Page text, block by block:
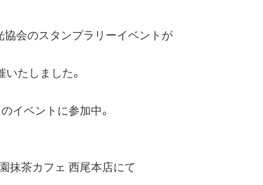
協会のスタンプラリーイベントが
たしました。
イベントに参加中。
抹茶カフェ 西尾本店にて